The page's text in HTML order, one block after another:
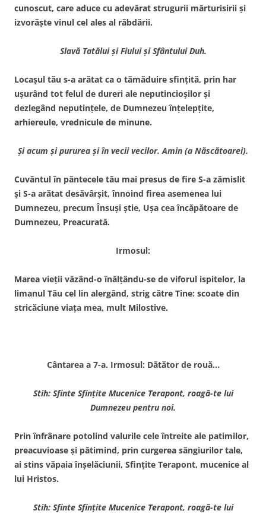
cunoscut, care aduce cu adevărat strugurii mărturisirii şi
izvorăşte vinul cel ales al răbdării.
Slavă Tatălui şi Fiului şi Sfântului Duh.
Locaşul tău s-a arătat ca o tămăduire sfinţită, prin har
uşurând tot felul de dureri ale neputincioşilor şi
dezlegând neputinţele, de Dumnezeu înţelepţite,
arhiereule, vrednicule de minune.
Şi acum şi pururea şi în vecii vecilor. Amin (a Născătoarei).
Cuvântul în pântecele tău mai presus de fire S-a zămislit
şi S-a arătat desăvârşit, înnoind firea asemenea lui
Dumnezeu, precum Însuşi ştie, Uşa cea încăpătoare de
Dumnezeu, Preacurată.
Irmosul:
Marea vieţii văzând-o înălţându-se de viforul ispitelor, la
limanul Tău cel lin alergând, strig către Tine: scoate din
stricăciune viaţa mea, mult Milostive.
Cântarea a 7-a. Irmosul: Dătător de rouă…
Stih: Sfinte Sfinţite Mucenice Terapont, roagă-te lui
Dumnezeu pentru noi.
Prin înfrânare potolind valurile cele întreite ale patimilor,
preacuvioase şi pătimind, prin curgerea sângiurilor tale,
ai stins văpaia înşelăciunii, Sfinţite Terapont, mucenice al
lui Hristos.
Stih: Sfinte Sfinţite Mucenice Terapont, roagă-te lui